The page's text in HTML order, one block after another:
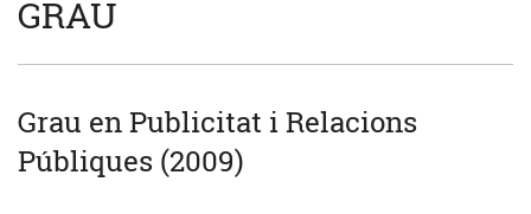
GRAU
Grau en Publicitat i Relacions
Públiques (2009)